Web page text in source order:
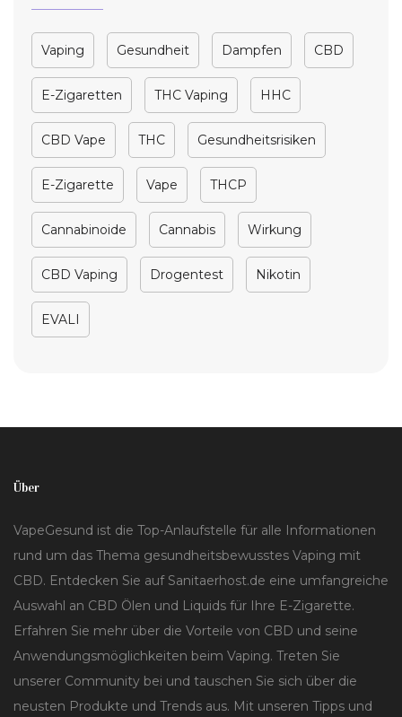
Vaping Gesundheit Dampfen CBD
E-Zigaretten THC Vaping HHC
CBD Vape THC Gesundheitsrisiken
E-Zigarette Vape THCP
Cannabinoide Cannabis Wirkung
CBD Vaping Drogentest Nikotin
EVALI
Über
VapeGesund ist die Top-Anlaufstelle für alle Informationen
rund um das Thema gesundheitsbewusstes Vaping mit
CBD. Entdecken Sie auf Sanitaerhost.de eine umfangreiche
Auswahl an CBD Ölen und Liquids für Ihre E-Zigarette.
Erfahren Sie mehr über die Vorteile von CBD und seine
Anwendungsmöglichkeiten beim Vaping. Treten Sie
unserer Community bei und tauschen Sie sich über die
neusten Produkte und Trends aus. Mit unseren Tipps und